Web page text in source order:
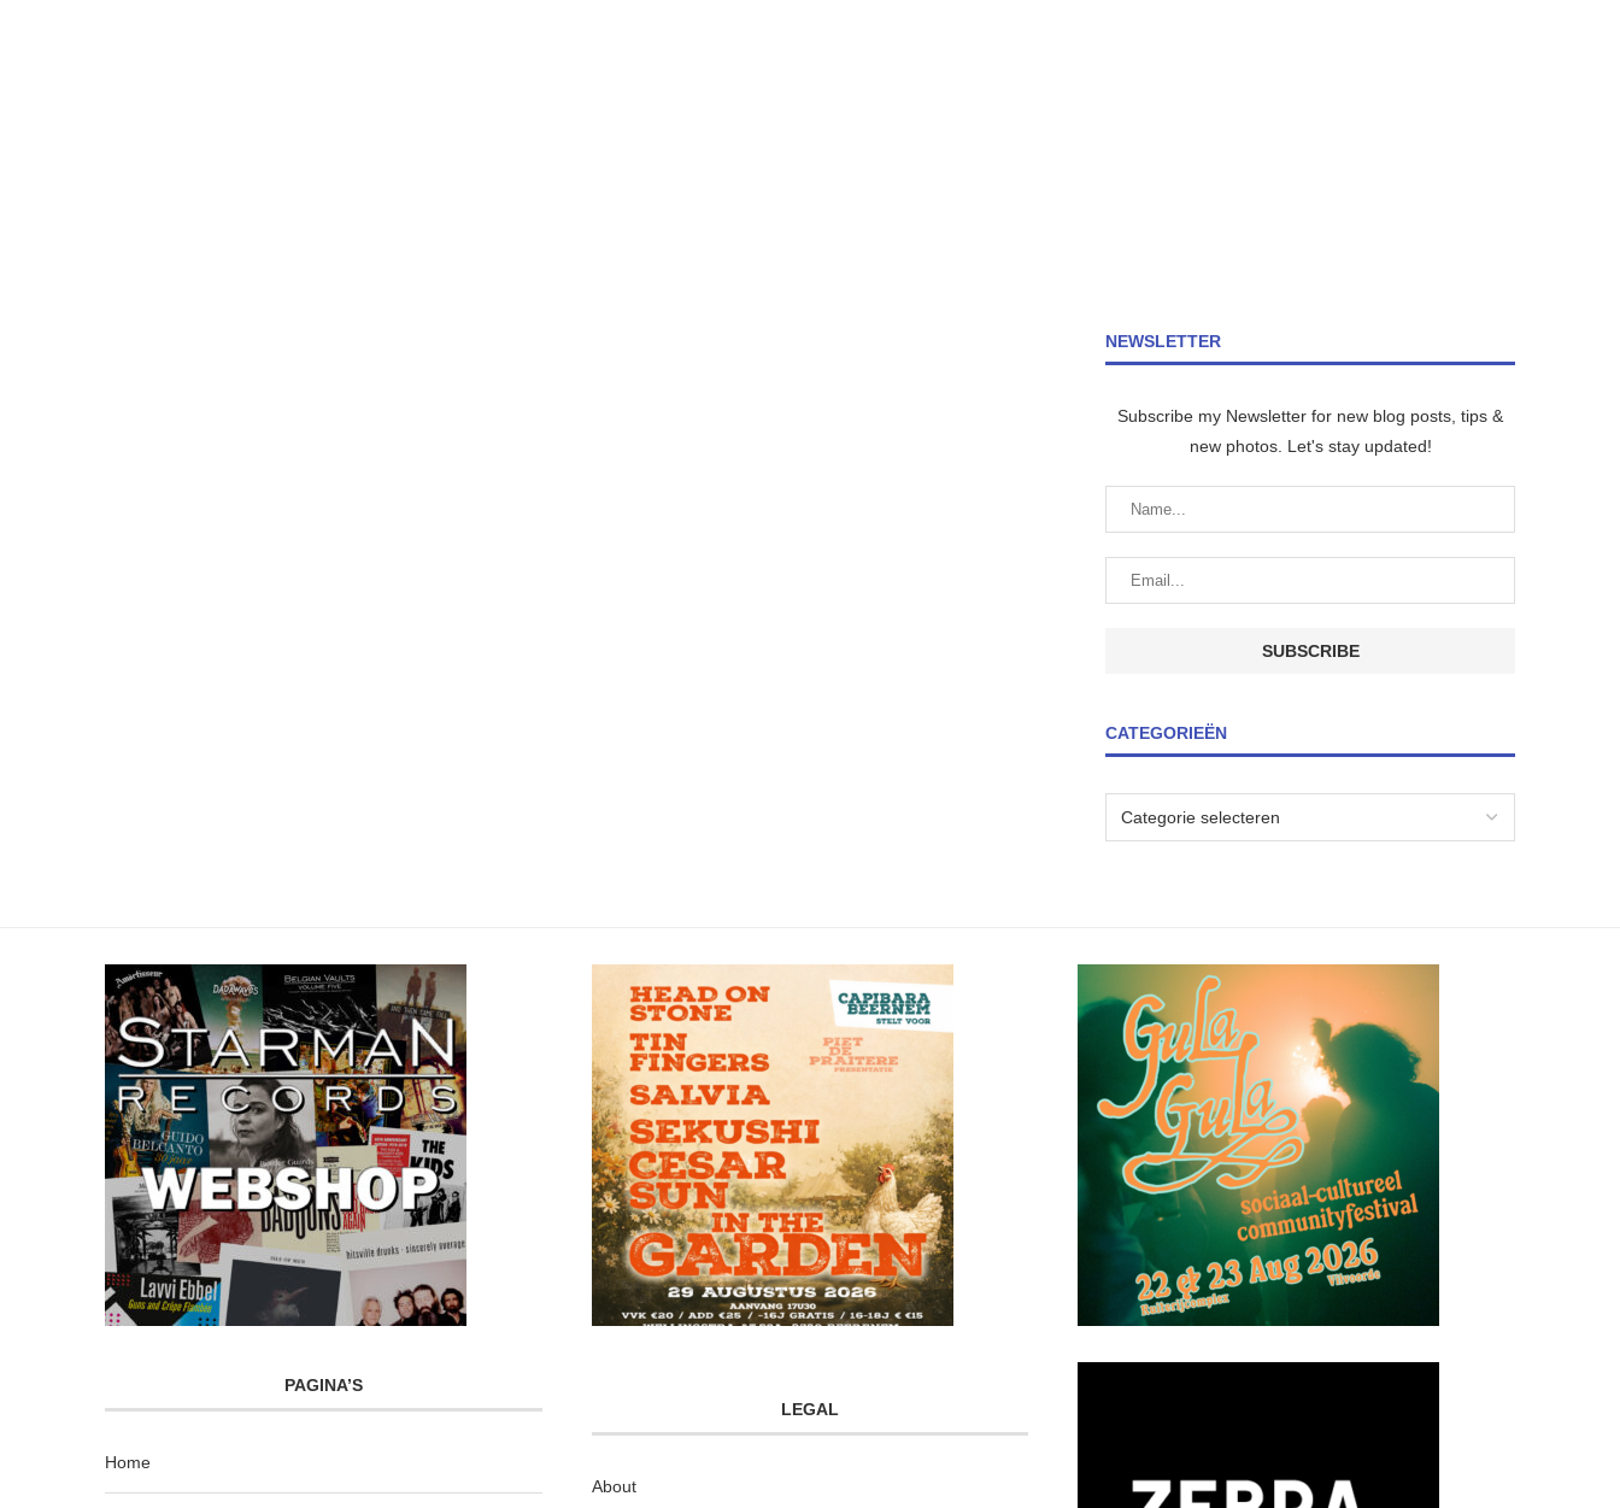
NEWSLETTER
Subscribe my Newsletter for new blog posts, tips &
new photos. Let's stay updated!
CATEGORIEËN
PAGINA’S
Home
LEGAL
About